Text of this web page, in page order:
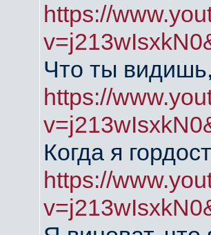
https://
Что ты
https://
Когда я
https://